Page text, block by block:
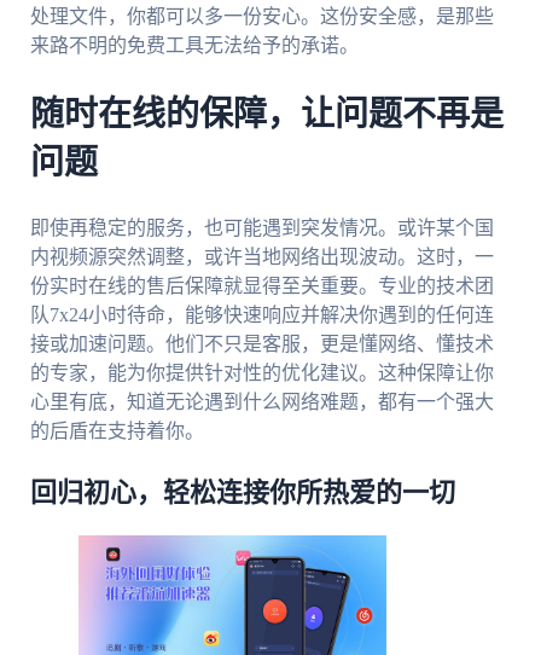
处理文件，你都可以多一份安心。这份安全感，是那些
来路不明的免费工具无法给予的承诺。
随时在线的保障，让问题不再是
问题
即使再稳定的服务，也可能遇到突发情况。或许某个国
内视频源突然调整，或许当地网络出现波动。这时，一
份实时在线的售后保障就显得至关重要。专业的技术团
队7x24小时待命，能够快速响应并解决你遇到的任何连
接或加速问题。他们不只是客服，更是懂网络、懂技术
的专家，能为你提供针对性的优化建议。这种保障让你
心里有底，知道无论遇到什么网络难题，都有一个强大
的后盾在支持着你。
回归初心，轻松连接你所热爱的一切